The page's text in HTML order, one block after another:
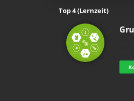
Top 4 (Lernzeit)